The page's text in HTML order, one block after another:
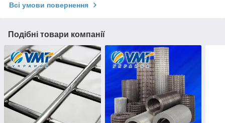
Всі умови повернення
Подібні товари компанії